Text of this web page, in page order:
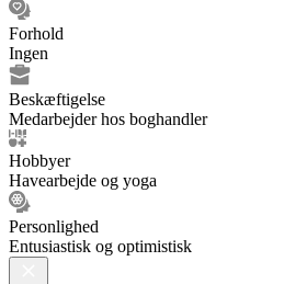
Forhold
Ingen
Beskæftigelse
Medarbejder hos boghandler
Hobbyer
Havearbejde og yoga
Personlighed
Entusiastisk og optimistisk